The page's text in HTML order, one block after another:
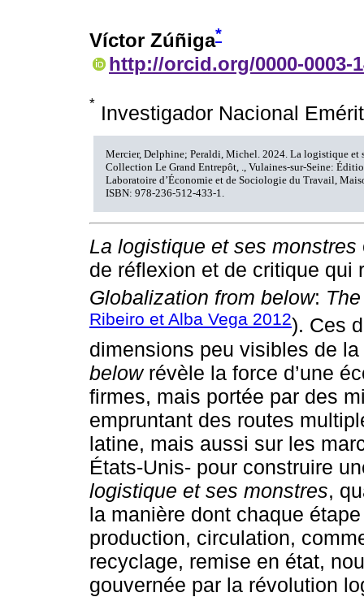
Víctor Zúñiga*
http://orcid.org/0000-0003-
* Investigador Nacional
Mercier, Delphine; Peraldi, Michel. 2024. La logistique et
Collection Le Grand Entrepôt, ., Vulaines-sur-Seine:
Laboratoire d’Économie et de Sociologie du Travail,
ISBN: 978-236-512-433-1.
La logistique et ses monstres
de réflexion et de critique qui
Globalization from below:
Ribeiro et Alba Vega 2012). Ces
dimensions peu visibles de
belowrévèle la force d’une
firmes, mais portée par des
empruntant des routes
latine, mais aussi sur les
États-Unis- pour construire
logistique et ses monstres,
la manière dont chaque
production, circulation,
recyclage, remise en état,
gouvernée par la révolution